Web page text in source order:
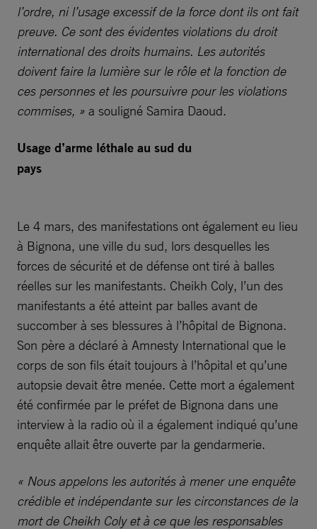
l’ordre, ni l’usage excessif de la force dont ils ont fait
preuve. Ce sont des évidentes violations du droit
international des droits humains. Les autorités
doivent faire la lumière sur le rôle et la fonction de
ces personnes et les poursuivre pour les violations
commises, » a souligné Samira Daoud.
Usage d’arme léthale au sud du
pays
Le 4 mars, des manifestations ont également eu lieu
à Bignona, une ville du sud, lors desquelles les
forces de sécurité et de défense ont tiré à balles
réelles sur les manifestants. Cheikh Coly, l’un des
manifestants a été atteint par balles avant de
succomber à ses blessures à l’hôpital de Bignona.
Son père a déclaré à Amnesty International que le
corps de son fils était toujours à l’hôpital et qu’une
autopsie devait être menée. Cette mort a également
été confirmée par le préfet de Bignona dans une
interview à la radio où il a également indiqué qu’une
enquête allait être ouverte par la gendarmerie.
« Nous appelons les autorités à mener une enquête
crédible et indépendante sur les circonstances de la
mort de Cheikh Coly et à ce que les responsables